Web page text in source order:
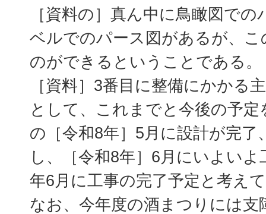
［資料の］真ん中に鳥瞰図で
ベルでのパース図があるが、
のができるということである。
［資料］3番目に整備にかかる
として、これまでと今後の予
の［令和8年］5月に設計が完了
し、［令和8年］6月にいよい
年6月に工事の完了予定と考え
なお、今年度の酒まつりには支